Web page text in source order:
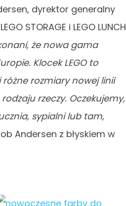
dyrektor generalny
STORAGE i LEGO LUNCH
że nowa gama
Klocek LEGO to
rozmiary nowej linii
rzeczy. Oczekujemy,
sypialni lub tam,
Andersen z błyskiem w